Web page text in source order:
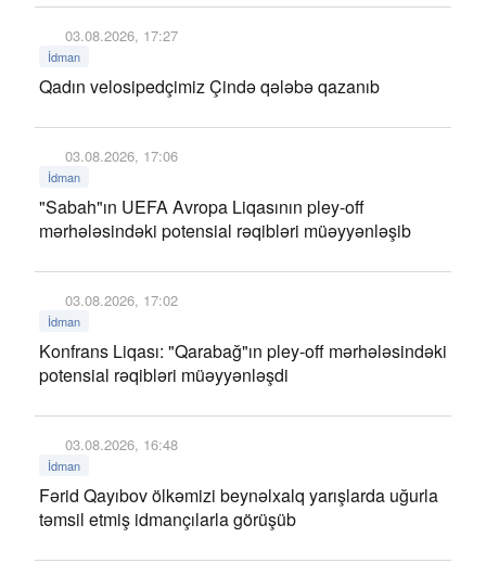
03.08.2026, 17:27
İdman
Qadın velosipedçimiz Çində qələbə qazanıb
03.08.2026, 17:06
İdman
"Sabah"ın UEFA Avropa Liqasının pley-off
mərhələsindəki potensial rəqibləri müəyyənləşib
03.08.2026, 17:02
İdman
Konfrans Liqası: "Qarabağ"ın pley-off mərhələsindəki
potensial rəqibləri müəyyənləşdi
03.08.2026, 16:48
İdman
Fərid Qayıbov ölkəmizi beynəlxalq yarışlarda uğurla
təmsil etmiş idmançılarla görüşüb